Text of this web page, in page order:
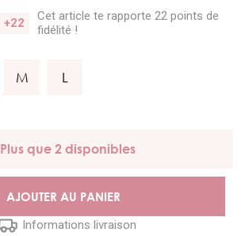
+22 Cet article te rapporte 22 points de
fidélité !
M L
Plus que 2 disponibles
AJOUTER AU PANIER
Informations livraison